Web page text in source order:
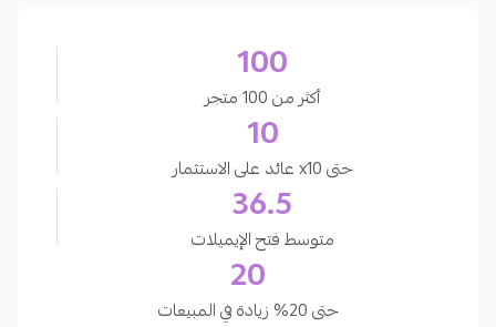
100
أكثر من 100 متجر
10
حتى x10 عائد على الاستثمار
36.5
متوسط فتح الإيميلات
20
حتى 20% زيادة في المبيعات